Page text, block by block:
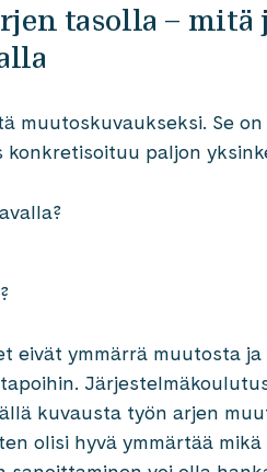
tasolla –
muutoskuvaukseksi. Se
paljon
eivät ymmärrä muutosta
kuvausta työn arjen
olisi hyvä ymmärtää